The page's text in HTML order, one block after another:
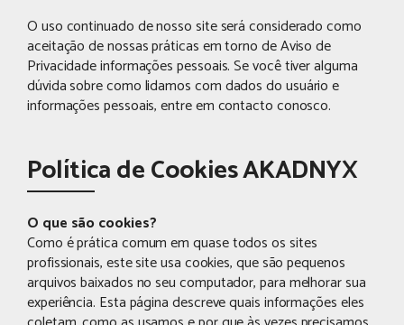
O uso continuado de nosso site será considerado como
aceitação de nossas práticas em torno de Aviso de
Privacidade informações pessoais. Se você tiver alguma
dúvida sobre como lidamos com dados do usuário e
informações pessoais, entre em contacto conosco.
Política de Cookies AKADNYX
O que são cookies?
Como é prática comum em quase todos os sites
profissionais, este site usa cookies, que são pequenos
arquivos baixados no seu computador, para melhorar sua
experiência. Esta página descreve quais informações eles